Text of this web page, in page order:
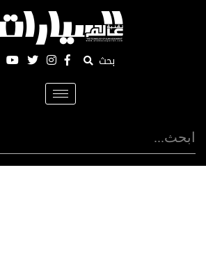
بحث
Toggle
navigation